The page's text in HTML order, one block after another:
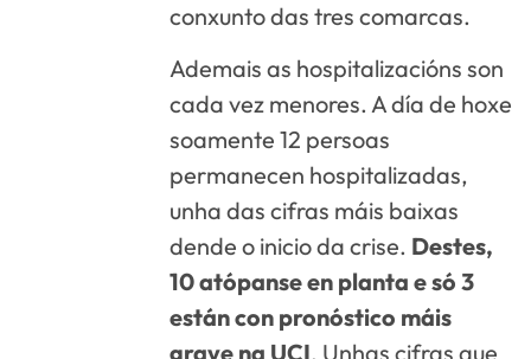
conxunto das tres comarcas.
Ademais as hospitalizacións son
cada vez menores. A día de hoxe
soamente 12 persoas
permanecen hospitalizadas,
unha das cifras máis baixas
dende o inicio da crise. Destes,
10 atópanse en planta e só 3
están con pronóstico máis
grave na UCI. Unhas cifras que